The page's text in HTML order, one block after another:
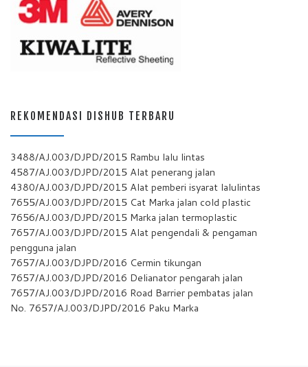
REKOMENDASI DISHUB TERBARU
3488/AJ.003/DJPD/2015 Rambu lalu lintas
4587/AJ.003/DJPD/2015 Alat penerang jalan
4380/AJ.003/DJPD/2015 Alat pemberi isyarat lalulintas
7655/AJ.003/DJPD/2015 Cat Marka jalan cold plastic
7656/AJ.003/DJPD/2015 Marka jalan termoplastic
7657/AJ.003/DJPD/2015 Alat pengendali & pengaman
pengguna jalan
7657/AJ.003/DJPD/2016 Cermin tikungan
7657/AJ.003/DJPD/2016 Delianator pengarah jalan
7657/AJ.003/DJPD/2016 Road Barrier pembatas jalan
No. 7657/AJ.003/DJPD/2016 Paku Marka